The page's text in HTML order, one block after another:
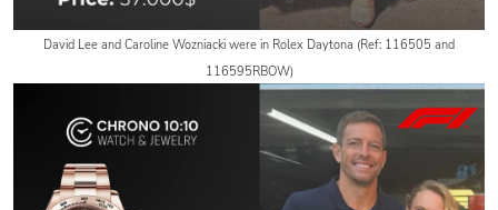
David Lee and Caroline Wozniacki were in Rolex Daytona (Ref: 116505 and
116595RBOW)